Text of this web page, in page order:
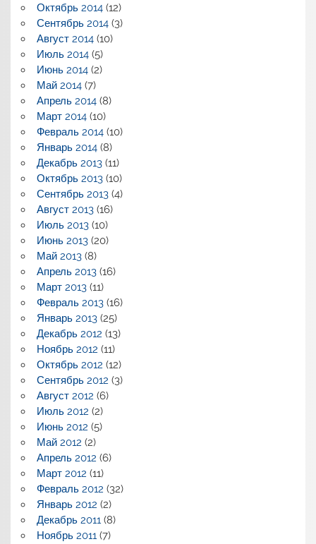
Октябрь 2014(12)
Сентябрь 2014(3)
Август 2014(10)
Июль 2014(5)
Июнь 2014(2)
Май 2014(7)
Апрель 2014(8)
Март 2014(10)
Февраль 2014(10)
Январь 2014(8)
Декабрь 2013(11)
Октябрь 2013(10)
Сентябрь 2013(4)
Август 2013(16)
Июль 2013(10)
Июнь 2013(20)
Май 2013(8)
Апрель 2013(16)
Март 2013(11)
Февраль 2013(16)
Январь 2013(25)
Декабрь 2012 (13)
Ноябрь 2012 (11)
Октябрь 2012 (12)
Сентябрь 2012 (3)
Август 2012 (6)
Июль 2012 (2)
Июнь 2012 (5)
Май 2012 (2)
Апрель 2012 (6)
Март 2012 (11)
Февраль 2012 (32)
Январь 2012 (2)
Декабрь 2011(8)
Ноябрь 2011(7)